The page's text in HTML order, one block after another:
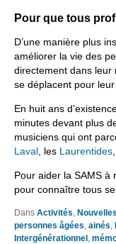
Pour que tous
D’une manière plus
améliorer la vie des
directement dans leur
se déplacent pour
En huit ans
minutes devant plus
musiciens qui ont
Laval , les Laurentides
Pour aider la SAMS à
pour connaître tous
Dans Activités Nouvelles
personnes âgées ainés
Intergénérationnel